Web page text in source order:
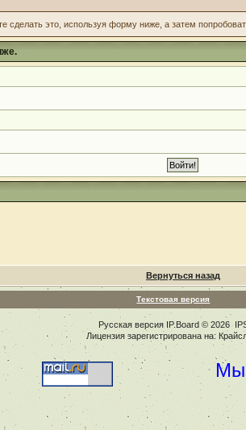
сделать это, используя форму ниже, а затем
Вернуться назад
Текстовая версия
Русская версия IP.Board© 2026
Лицензия зарегистрирована на:
Мы